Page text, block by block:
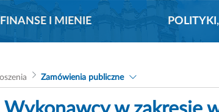
FINANSE I MIENIE
Zamówienia publiczne